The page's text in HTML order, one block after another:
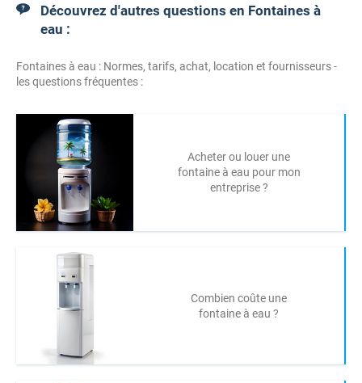
Découvrez d'autres questions en Fontaines à
eau :
Fontaines à eau : Normes, tarifs, achat, location et fournisseurs -
les questions fréquentes :
Acheter ou louer une
fontaine à eau pour mon
entreprise ?
Combien coûte une
fontaine à eau ?